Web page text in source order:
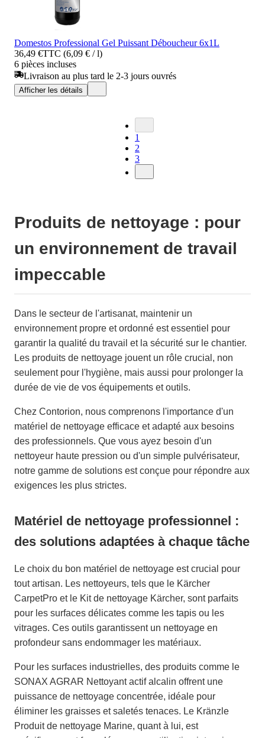
Domestos Professional Gel Puissant Déboucheur 6x1L
36,49 €TTC (6,09 € / l)
6 pièces incluses
Livraison au plus tard le 2-3 jours ouvrés
Afficher les détails
1
2
3
Produits de nettoyage : pour
un environnement de travail
impeccable
Dans le secteur de l'artisanat, maintenir un
environnement propre et ordonné est essentiel pour
garantir la qualité du travail et la sécurité sur le chantier.
Les produits de nettoyage jouent un rôle crucial, non
seulement pour l'hygiène, mais aussi pour prolonger la
durée de vie de vos équipements et outils.
Chez Contorion, nous comprenons l'importance d'un
matériel de nettoyage efficace et adapté aux besoins
des professionnels. Que vous ayez besoin d'un
nettoyeur haute pression ou d'un simple pulvérisateur,
notre gamme de solutions est conçue pour répondre aux
exigences les plus strictes.
Matériel de nettoyage professionnel :
des solutions adaptées à chaque tâche
Le choix du bon matériel de nettoyage est crucial pour
tout artisan. Les nettoyeurs, tels que le Kärcher
CarpetPro et le Kit de nettoyage Kärcher, sont parfaits
pour les surfaces délicates comme les tapis ou les
vitrages. Ces outils garantissent un nettoyage en
profondeur sans endommager les matériaux.
Pour les surfaces industrielles, des produits comme le
SONAX AGRAR Nettoyant actif alcalin offrent une
puissance de nettoyage concentrée, idéale pour
éliminer les graisses et saletés tenaces. Le Kränzle
Produit de nettoyage Marine, quant à lui, est